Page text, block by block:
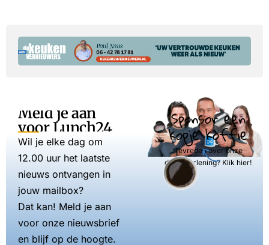
Meld je aan
voor Lunch24
Wil je elke dag om
12.00 uur het laatste
nieuws ontvangen in
jouw mailbox?
Dat kan! Meld je aan
voor onze nieuwsbrief
en blijf op de hoogte.
Sponsor een
kopje koffie
Tevreden over onze
dienstverlening? Klik hier!